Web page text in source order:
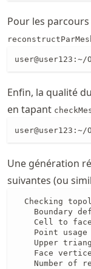
Pour les
Enfin, la qualité
en tapant
user@user123:~/
Une génération
suivantes (ou
Checking
Boundary
Cell to
Point usage
Upper
Face
Number of